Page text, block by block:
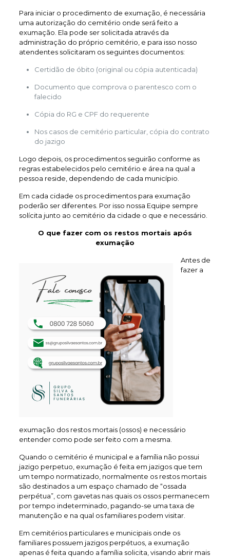
Para iniciar o procedimento de exumação, é necessária
uma autorização do cemitério onde será feito a
exumação. Ela pode ser solicitada através da
administração do próprio cemitério, e para isso nosso
atendentes solicitaram os seguintes documentos:
Certidão de óbito (original ou cópia autenticada)
Documento que comprova o parentesco com o
falecido
Cópia do RG e CPF do requerente
Nos casos de cemitério particular, cópia do contrato
do jazigo
Logo depois, os procedimentos seguirão conforme as
regras estabelecidos pelo cemitério e área na qual a
pessoa reside, dependendo de cada município.
Em cada cidade os procedimentos para exumação
poderão ser diferentes. Por isso nossa Equipe sempre
solícita junto ao cemitério da cidade o que e necessário.
O que fazer com os restos mortais após
exumação
Antes de
fazer a
exumação dos restos mortais (ossos) e necessário
entender como pode ser feito com a mesma.
Quando o cemitério é municipal e a família não possui
jazigo perpetuo, exumação é feita em jazigos que tem
um tempo normatizado, normalmente os restos mortais
são destinados a um espaço chamado de “ossada
perpétua”, com gavetas nas quais os ossos permanecem
por tempo indeterminado, pagando-se uma taxa de
manutenção e na qual os familiares podem visitar.
Em cemitérios particulares e municipais onde os
familiares possuem jazigos perpétuos, a exumação
apenas é feita quando a família solicita, visando abrir mais